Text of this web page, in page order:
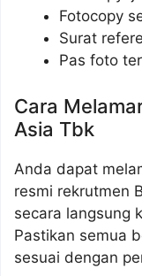
Fotocopy
Surat
Pas foto
Cara
Asia Tbk
Anda dapat
resmi rekrutmen
secara langsung
Pastikan semua
sesuai dengan